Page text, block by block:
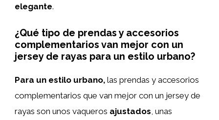
elegante.
¿Qué tipo de prendas y accesorios
complementarios van mejor con un
jersey de rayas para un estilo urbano?
Para un estilo urbano, las prendas y accesorios
complementarios que van mejor con un jersey de
rayas son unos vaqueros ajustados , unas